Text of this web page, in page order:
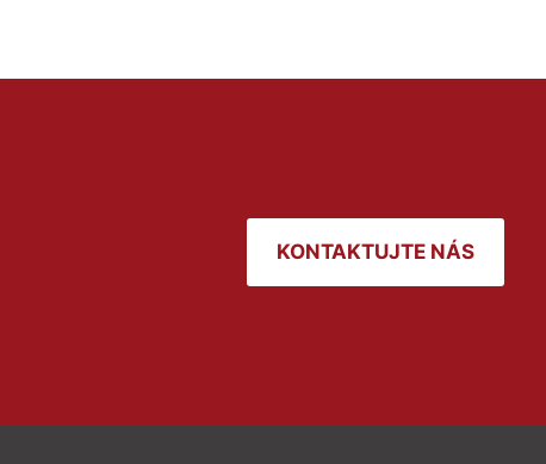
KONTAKTUJTE NÁS